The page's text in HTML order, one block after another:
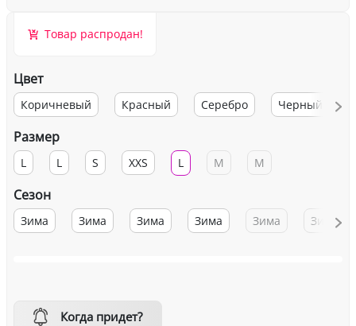
Товар распродан!
Цвет
Коричневый Красный Серебро Черный
Размер
L L S XXS L M M
Сезон
Зима Зима Зима Зима Зима Зима
Когда придет?